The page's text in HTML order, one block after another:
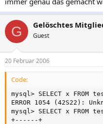
G Gelöschtes
Guest
20 Februar 2006
Code:
mysql> SELECT x FROM
ERROR 1054 (42S22):
mysql> SELECT x FROM
+------+